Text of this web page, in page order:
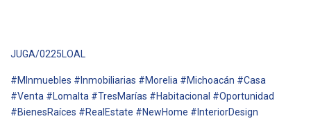
JUGA/0225LOAL
#MInmuebles #Inmobiliarias #Morelia #Michoacán #Casa
#Venta #Lomalta #TresMarías #Habitacional #Oportunidad
#BienesRaíces #RealEstate #NewHome #InteriorDesign